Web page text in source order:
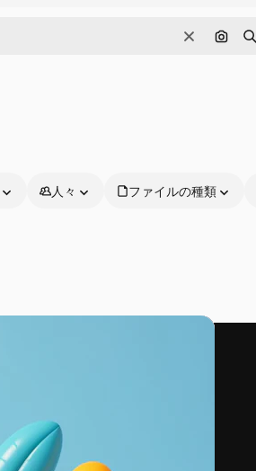
消去 画像
人々 ファイルの種類
Academy
ドキュメント